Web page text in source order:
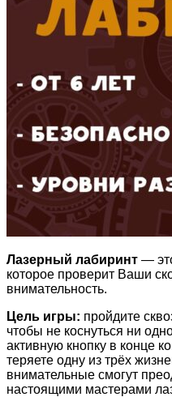
Лазерный лабиринт —
которое проверит Ваши
внимательность.
Цель игры: пройдите
чтобы не коснуться ни
активную кнопку в конце
теряете одну из трёх
внимательные смогут
настоящими мастерами